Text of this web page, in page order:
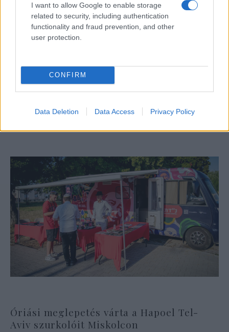
I want to allow Google to enable storage
related to security, including authentication
functionality and fraud prevention, and other
user protection.
CONFIRM
Data Deletion Data Access Privacy Policy
Egy különleges családi járattal 140 új
alijázó érkezett Izraelbe
Óriási meglepetés várta a Hapoel Tel-
Aviv szurkolóit Miskolcon